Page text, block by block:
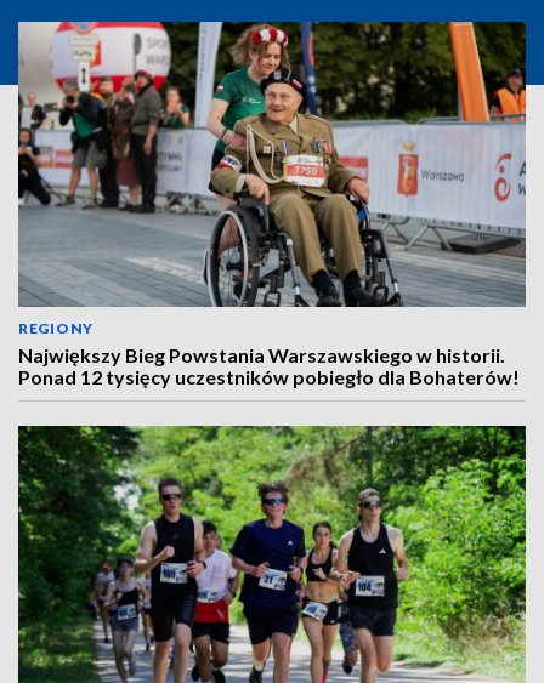
REGIONY
Największy Bieg Powstania Warszawskiego w historii.
Ponad 12 tysięcy uczestników pobiegło dla Bohaterów!